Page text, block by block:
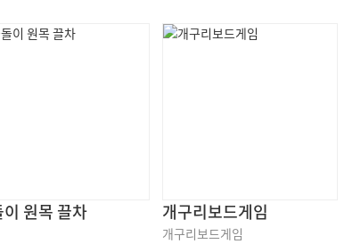
이 원목 끌차 개구리보드게임
개구리보드게임